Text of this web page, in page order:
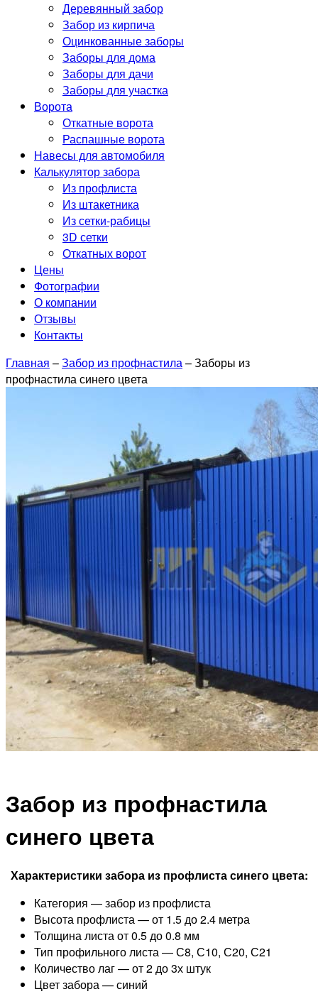
Деревянный забор
Забор из кирпича
Оцинкованные заборы
Заборы для дома
Заборы для дачи
Заборы для участка
Ворота
Откатные ворота
Распашные ворота
Навесы для автомобиля
Калькулятор забора
Из профлиста
Из штакетника
Из сетки-рабицы
3D сетки
Откатных ворот
Цены
Фотографии
О компании
Отзывы
Контакты
Главная –Забор из профнастила–Заборы из
профнастила синего цвета
Забор из профнастила
синего цвета
Характеристики забора из профлиста синего цвета:
Категория — забор из профлиста
Высота профлиста — от 1.5 до 2.4 метра
Толщина листа от 0.5 до 0.8 мм
Тип профильного листа — С8, С10, С20, С21
Количество лаг — от 2 до 3х штук
Цвет забора — синий